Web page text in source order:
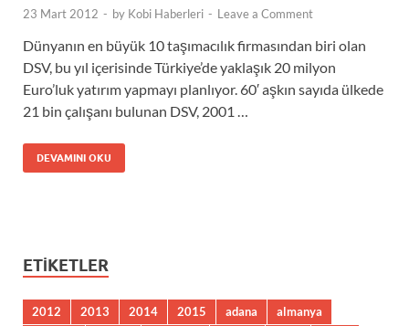
23 Mart 2012 - by Kobi Haberleri - Leave a Comment
Dünyanın en büyük 10 taşımacılık firmasından biri olan
DSV, bu yıl içerisinde Türkiye’de yaklaşık 20 milyon
Euro’luk yatırım yapmayı planlıyor. 60′ aşkın sayıda ülkede
21 bin çalışanı bulunan DSV, 2001 …
DEVAMINI OKU
ETIKETLER
2012 2013 2014 2015 adana
almanya